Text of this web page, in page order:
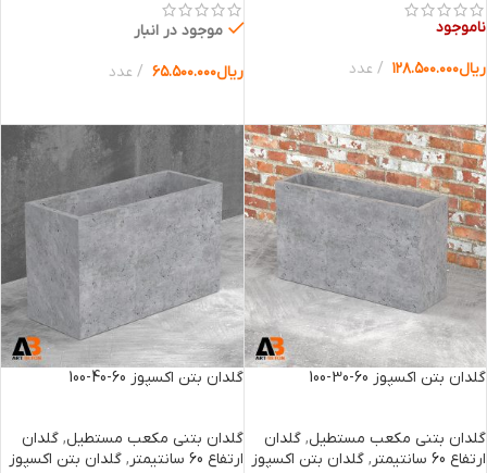
ناموجود
ریال۱۲۸.۵۰۰.۰۰۰ عدد
موجود در انبار
ریال۶۵.۵۰۰.۰۰۰ عدد
گلدان بتن اکسپوز 60-30-100
گلدان بتنی مکعب مستطیل, گلدان
ارتفاع 60 سانتیمتر
, گلدان بتن اکسپوز
گلدان بتن اکسپوز 60-40-100
گلدان بتنی مکعب مستطیل, گلدان
ارتفاع 60 سانتیمتر
, گلدان بتن اکسپوز